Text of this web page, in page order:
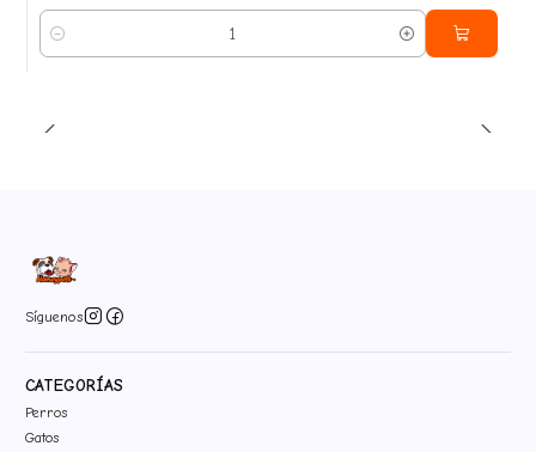
Cantidad
Síguenos
CATEGORÍAS
Perros
Gatos